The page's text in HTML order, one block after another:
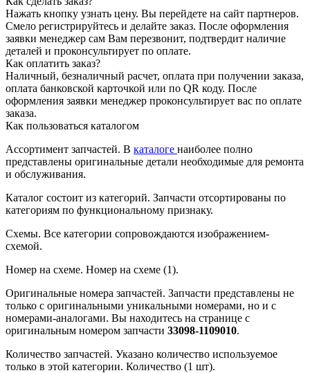
Нажать кнопку узнать цену. Вы перейдете на сайт партнеров.
Смело регистрируйтесь и делайте заказ. После оформления
заявки менеджер сам Вам перезвонит, подтвердит наличие
деталей и проконсультирует по оплате.
Как оплатить заказ?
Наличный, безналичный расчет, оплата при получении заказа,
оплата банковской карточкой или по QR коду. После
оформления заявки менеджер проконсультирует вас по оплате
заказа.
Как пользоваться каталогом
Ассортимент запчастей. В каталоге наиболее полно
представлены оригинальные детали необходимые для ремонта
и обслуживания.
Каталог состоит из категорий. Запчасти отсортированы по
категориям по функциональному признаку.
Схемы. Все категории сопровождаются изображением-
схемой.
Номер на схеме. Номер на схеме (1).
Оригинальные номера запчастей. Запчасти представлены не
только с оригинальными уникальными номерами, но и с
номерами-аналогами. Вы находитесь на странице с
оригинальным номером запчасти 33098-1109010.
Количество запчастей. Указано количество используемое
только в этой категории. Количество (1 шт).